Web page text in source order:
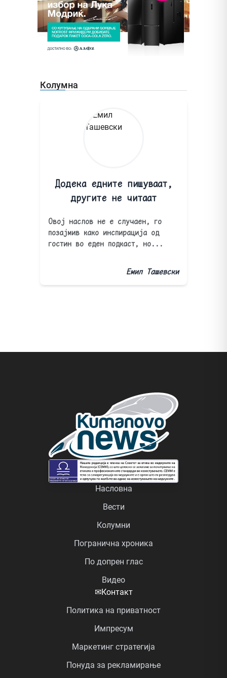
Колумна
Додека едните пишуваат,
другите не читаат
Овој наслов не е случаен, го
позајмив како инспирација од
гостин во еден подкаст, но...
Емил Ташевски
Насловна
Вести
Колумни
Погранична хроника
По допрен глас
Видео
✉Контакт
Политика на приватност
Импресум
Маркетинг стратегија
Понуда за рекламирање